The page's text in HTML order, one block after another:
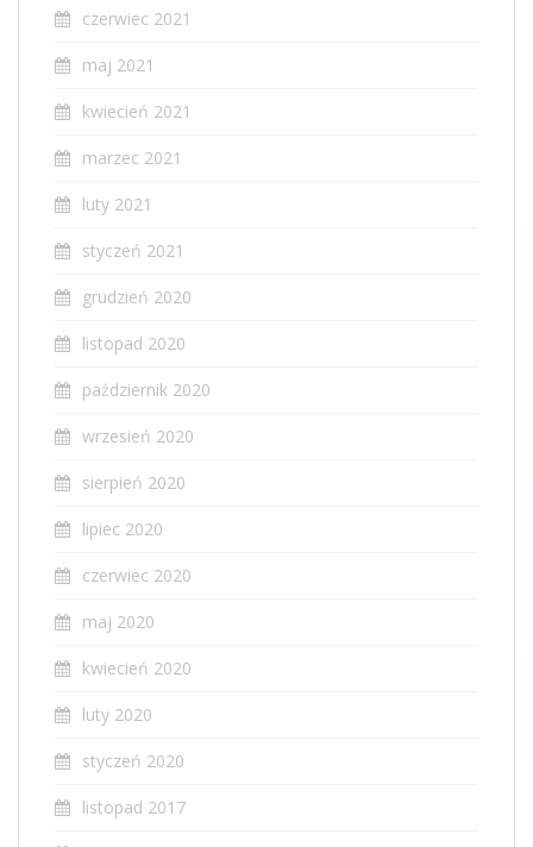
czerwiec 2021
maj 2021
kwiecień 2021
marzec 2021
luty 2021
styczeń 2021
grudzień 2020
listopad 2020
październik 2020
wrzesień 2020
sierpień 2020
lipiec 2020
czerwiec 2020
maj 2020
kwiecień 2020
luty 2020
styczeń 2020
listopad 2017